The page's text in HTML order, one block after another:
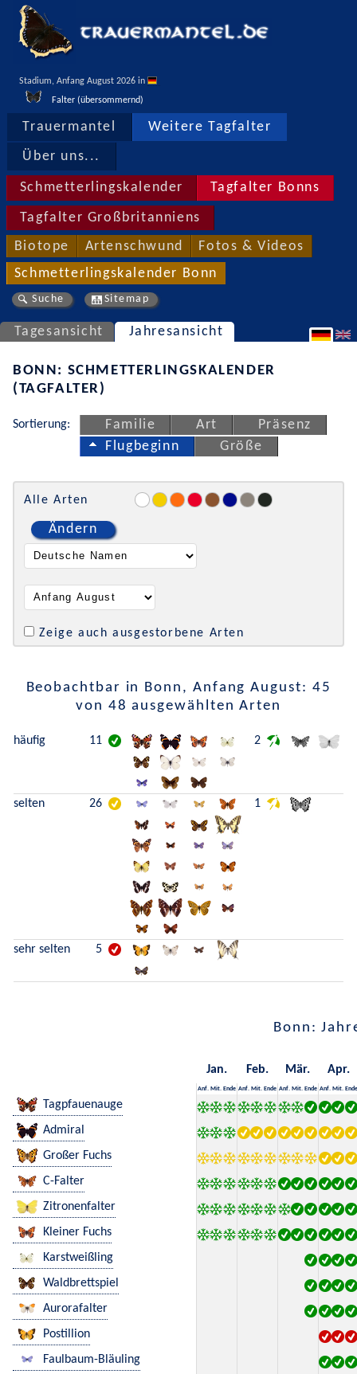
Stadium, Anfang August 2026 in
Falter (übersommernd)
Trauermantel Weitere Tagfalter
Über uns...
Schmetterlingskalender Tagfalter Bonns
Tagfalter Großbritanniens
Biotope Artenschwund Fotos & Videos
Schmetterlingskalender Bonn
Suche Sitemap
Tagesansicht Jahresansicht
BONN: SCHMETTERLINGSKALENDER
(TAGFALTER)
Sortierung: Familie Art
Präsenz
Flugbeginn
Größe
Alle Arten
Ändern
Zeige auch ausgestorbene Arten
Beobachtbar in Bonn, Anfang August: 45
von 48 ausgewählten Arten
häufig 11 2
selten 26 1
sehr selten 5
Bonn:
Jan. Feb. Mär. Apr.
Anf. Mit. Ende Anf. Mit. Ende Anf. Mit. Ende Anf. Mit. Ende
Tagpfauenauge
Admiral
Großer Fuchs
C-Falter
Zitronenfalter
Kleiner Fuchs
Karstweißling
Waldbrettspiel
Aurorafalter
Postillion
Faulbaum-Bläuling